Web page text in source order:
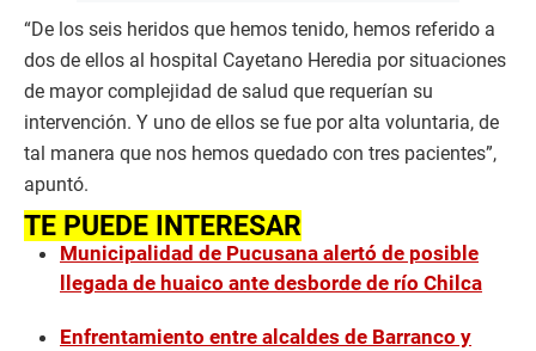
“De los seis heridos que hemos tenido, hemos referido a
dos de ellos al hospital Cayetano Heredia por situaciones
de mayor complejidad de salud que requerían su
intervención. Y uno de ellos se fue por alta voluntaria, de
tal manera que nos hemos quedado con tres pacientes”,
apuntó.
TE PUEDE INTERESAR
Municipalidad de Pucusana alertó de posible
llegada de huaico ante desborde de río Chilca
Enfrentamiento entre alcaldes de Barranco y